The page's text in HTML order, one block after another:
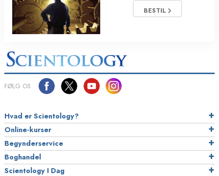
BESTIL
FØLG OS
Hvad er Scientology?
Online-kurser
Begynderservice
Boghandel
Scientology I Dag